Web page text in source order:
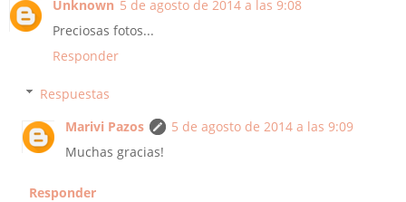
Unknown 5 de agosto de 2014 a las 9:08
Preciosas fotos...
Responder
Respuestas
Marivi Pazos
5 de agosto de 2014 a las 9:09
Muchas gracias!
Responder